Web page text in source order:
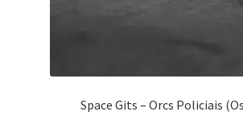
Space Gits – Orcs Policiais